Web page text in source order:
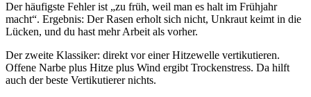
Der häufigste Fehler ist „zu früh, weil man es halt im Frühjahr
macht“. Ergebnis: Der Rasen erholt sich nicht, Unkraut keimt in die
Lücken, und du hast mehr Arbeit als vorher.
Der zweite Klassiker: direkt vor einer Hitzewelle vertikutieren.
Offene Narbe plus Hitze plus Wind ergibt Trockenstress. Da hilft
auch der beste Vertikutierer nichts.